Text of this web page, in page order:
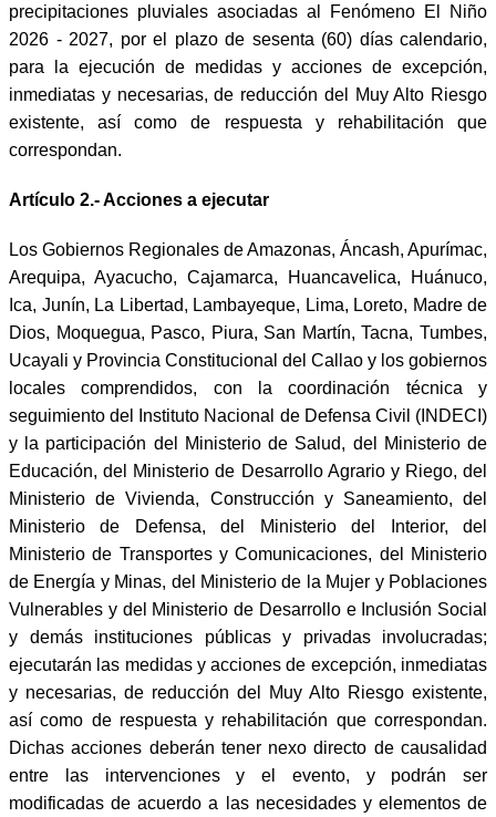
precipitaciones pluviales asociadas al Fenómeno El Niño
2026 - 2027, por el plazo de sesenta (60) días calendario,
para la ejecución de medidas y acciones de excepción,
inmediatas y necesarias, de reducción del Muy Alto Riesgo
existente, así como de respuesta y rehabilitación que
correspondan.
Artículo 2.- Acciones a ejecutar
Los Gobiernos Regionales de Amazonas, Áncash, Apurímac,
Arequipa, Ayacucho, Cajamarca, Huancavelica, Huánuco,
Ica, Junín, La Libertad, Lambayeque, Lima, Loreto, Madre de
Dios, Moquegua, Pasco, Piura, San Martín, Tacna, Tumbes,
Ucayali y Provincia Constitucional del Callao y los gobiernos
locales comprendidos, con la coordinación técnica y
seguimiento del Instituto Nacional de Defensa Civil (INDECI)
y la participación del Ministerio de Salud, del Ministerio de
Educación, del Ministerio de Desarrollo Agrario y Riego, del
Ministerio de Vivienda, Construcción y Saneamiento, del
Ministerio de Defensa, del Ministerio del Interior, del
Ministerio de Transportes y Comunicaciones, del Ministerio
de Energía y Minas, del Ministerio de la Mujer y Poblaciones
Vulnerables y del Ministerio de Desarrollo e Inclusión Social
y demás instituciones públicas y privadas involucradas;
ejecutarán las medidas y acciones de excepción, inmediatas
y necesarias, de reducción del Muy Alto Riesgo existente,
así como de respuesta y rehabilitación que correspondan.
Dichas acciones deberán tener nexo directo de causalidad
entre las intervenciones y el evento, y podrán ser
modificadas de acuerdo a las necesidades y elementos de